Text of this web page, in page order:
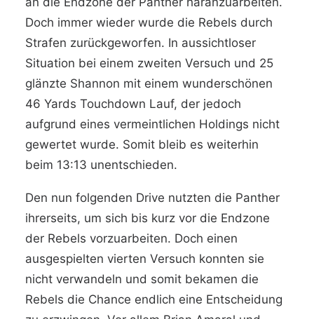
Doch immer wieder wurde die Rebels durch
Strafen zurückgeworfen. In aussichtloser
Situation bei einem zweiten Versuch und 25
glänzte Shannon mit einem wunderschönen
46 Yards Touchdown Lauf, der jedoch
aufgrund eines vermeintlichen Holdings nicht
gewertet wurde. Somit bleib es weiterhin
beim 13:13 unentschieden.
Den nun folgenden Drive nutzten die Panther
ihrerseits, um sich bis kurz vor die Endzone
der Rebels vorzuarbeiten. Doch einen
ausgespielten vierten Versuch konnten sie
nicht verwandeln und somit bekamen die
Rebels die Chance endlich eine Entscheidung